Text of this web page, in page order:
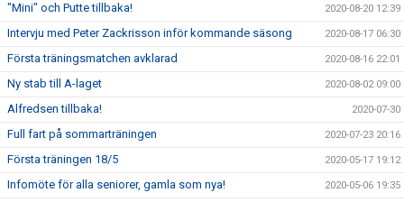
"Mini" och Putte tillbaka! 2020-08-20 12:39
Intervju med Peter Zackrisson inför kommande säsong 2020-08-17 06:30
Första träningsmatchen avklarad 2020-08-16 22:01
Ny stab till A-laget 2020-08-02 09:00
Alfredsen tillbaka! 2020-07-30
Full fart på sommarträningen 2020-07-23 20:16
Första träningen 18/5 2020-05-17 19:12
Infomöte för alla seniorer, gamla som nya! 2020-05-06 19:35